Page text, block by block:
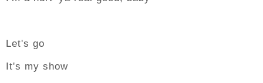
Let's go
It's my show